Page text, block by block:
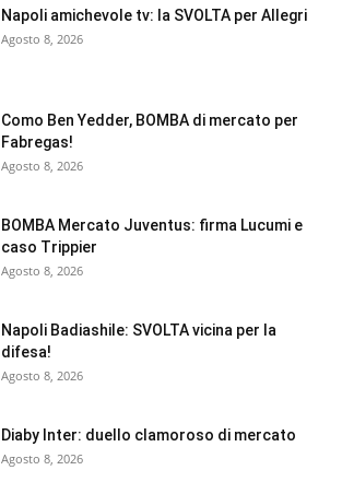
Napoli amichevole tv: la SVOLTA per Allegri
Agosto 8, 2026
Como Ben Yedder, BOMBA di mercato per
Fabregas!
Agosto 8, 2026
BOMBA Mercato Juventus: firma Lucumi e
caso Trippier
Agosto 8, 2026
Napoli Badiashile: SVOLTA vicina per la
difesa!
Agosto 8, 2026
Diaby Inter: duello clamoroso di mercato
Agosto 8, 2026